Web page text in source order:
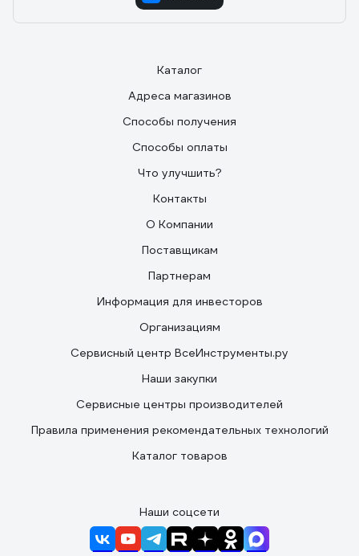
Каталог
Адреса магазинов
Способы получения
Способы оплаты
Что улучшить?
Контакты
О Компании
Поставщикам
Партнерам
Информация для инвесторов
Организациям
Сервисный центр ВсеИнструменты.ру
Наши закупки
Сервисные центры производителей
Правила применения рекомендательных технологий
Каталог товаров
Наши соцсети